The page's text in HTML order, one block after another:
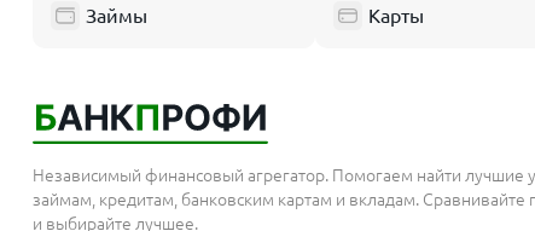
Займы Карты
Независимый финансовый агрегатор. Помогаем найти лучшие
займам, кредитам, банковским картам и вкладам. Сравнивайте
и выбирайте лучшее.